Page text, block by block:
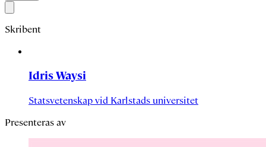
Skribent
Idris Waysi
Statsvetenskap vid Karlstads universitet
Presenteras av